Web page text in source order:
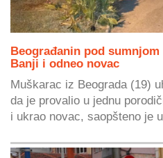
Beograđanin pod
Banji i odneo novac
Muškarac iz Beograda (19)
da je provalio u jednu
i ukrao novac, saopšteno je